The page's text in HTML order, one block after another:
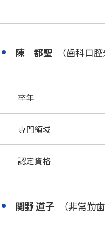
陳 都聖 （歯科口
卒年
専門領域
認定資格
関野 道子 （非常勤